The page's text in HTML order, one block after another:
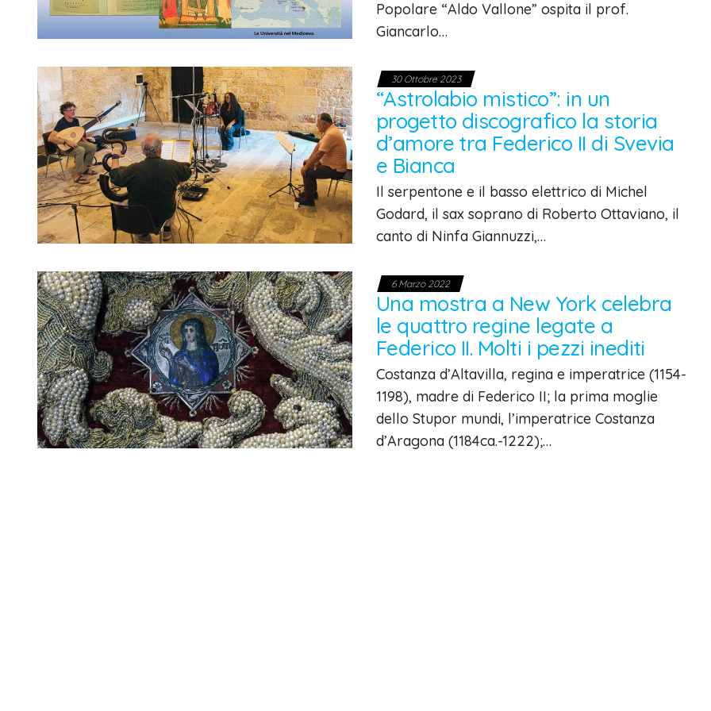
Popolare “Aldo Vallone” ospita il prof.
Giancarlo…
30 Ottobre 2023
“Astrolabio mistico”: in un
progetto discografico la storia
d’amore tra Federico II di Svevia
e Bianca
Il serpentone e il basso elettrico di Michel
Godard, il sax soprano di Roberto Ottaviano, il
canto di Ninfa Giannuzzi,…
6 Marzo 2022
Una mostra a New York celebra
le quattro regine legate a
Federico II. Molti i pezzi inediti
Costanza d’Altavilla, regina e imperatrice (1154-
1198), madre di Federico II; la prima moglie
dello Stupor mundi, l’imperatrice Costanza
d’Aragona (1184ca.-1222);…